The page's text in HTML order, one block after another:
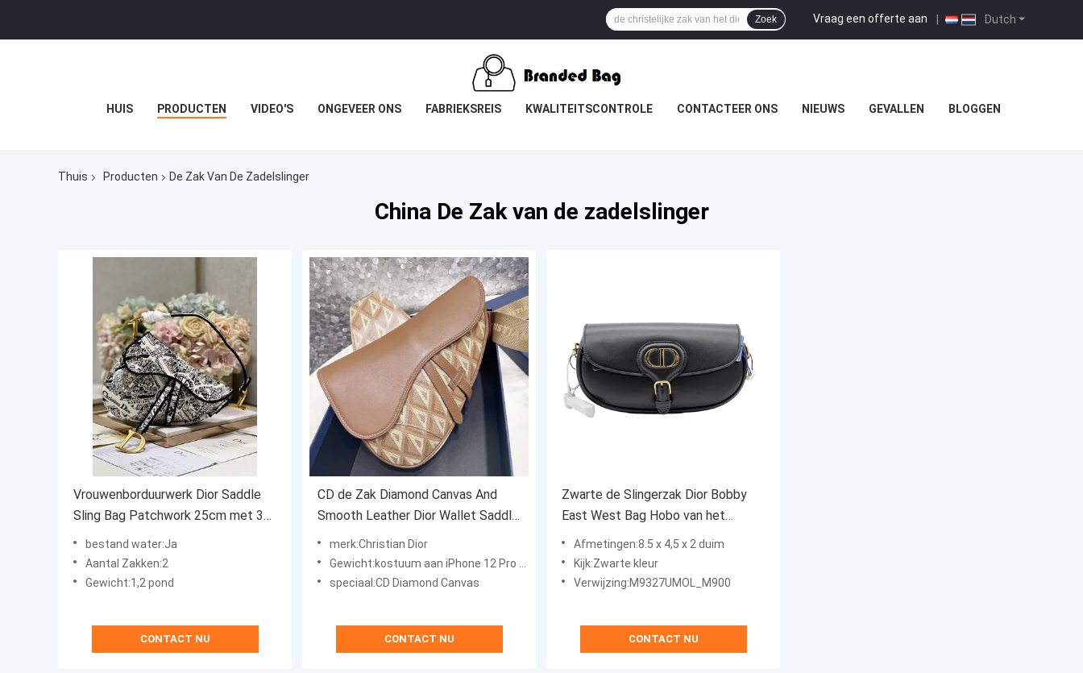
Dutch
Vraag een offerte aan |
Zoek
HUIS PRODUCTEN VIDEO'S ONGEVEER ONS FABRIEKSREIS KWALITEITSCONTROLE CONTACTEER ONS NIEUWS GEVALLEN BLOGGEN
Thuis Producten De Zak Van De Zadelslinger
China De Zak van de zadelslinger
Vrouwenborduurwerk Dior Saddle
Sling Bag Patchwork 25cm met 3
Binnenlandse Zakken
bestand water:Ja
Aantal Zakken:2
Gewicht:1,2 pond
CONTACT NU
CD de Zak Diamond Canvas And
Smooth Leather Dior Wallet Saddle
van de Zadelslinger
merk:Christian Dior
Gewicht:kostuum aan iPhone 12 Pro Maximum
speciaal:CD Diamond Canvas
CONTACT NU
Zwarte de Slingerzak Dior Bobby
East West Bag Hobo van het
Kalfslederzadel
Afmetingen:8.5 x 4,5 x 2 duim
Kijk:Zwarte kleur
Verwijzing:M9327UMOL_M900
CONTACT NU